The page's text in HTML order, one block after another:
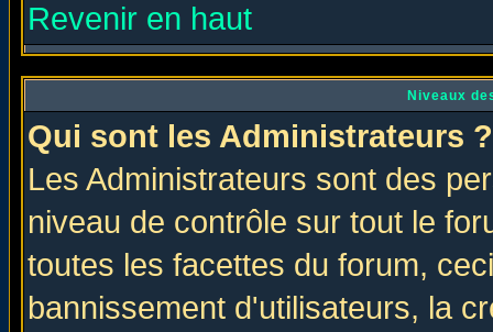
Revenir en haut
Niveaux
Qui sont les Administrateurs ?
Les Administrateurs sont des
niveau de contrôle sur tout le
toutes les facettes du forum,
bannissement d'utilisateurs, la